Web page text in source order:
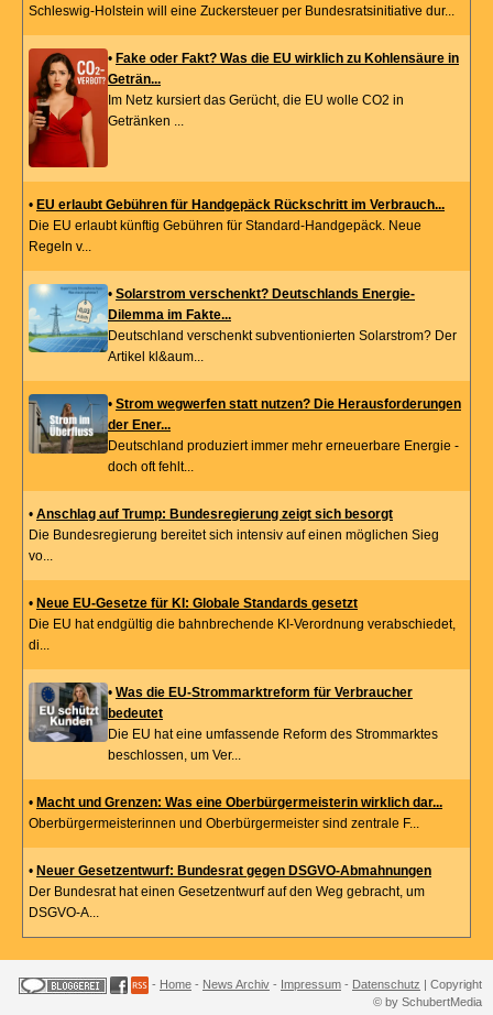
Schleswig-Holstein will eine Zuckersteuer per Bundesratsinitiative dur...
• Fake oder Fakt? Was die EU wirklich zu Kohlensäure in
Geträn...
Im Netz kursiert das Gerücht, die EU wolle CO2 in
Getränken ...
• EU erlaubt Gebühren für Handgepäck Rückschritt im Verbrauch...
Die EU erlaubt künftig Gebühren für Standard-Handgepäck. Neue
Regeln v...
• Solarstrom verschenkt? Deutschlands Energie-
Dilemma im Fakte...
Deutschland verschenkt subventionierten Solarstrom? Der
Artikel kl&aum...
• Strom wegwerfen statt nutzen? Die Herausforderungen
der Ener...
Deutschland produziert immer mehr erneuerbare Energie -
doch oft fehlt...
• Anschlag auf Trump: Bundesregierung zeigt sich besorgt
Die Bundesregierung bereitet sich intensiv auf einen möglichen Sieg
vo...
• Neue EU-Gesetze für KI: Globale Standards gesetzt
Die EU hat endgültig die bahnbrechende KI-Verordnung verabschiedet,
di...
• Was die EU-Strommarktreform für Verbraucher
bedeutet
Die EU hat eine umfassende Reform des Strommarktes
beschlossen, um Ver...
• Macht und Grenzen: Was eine Oberbürgermeisterin wirklich dar...
Oberbürgermeisterinnen und Oberbürgermeister sind zentrale F...
• Neuer Gesetzentwurf: Bundesrat gegen DSGVO-Abmahnungen
Der Bundesrat hat einen Gesetzentwurf auf den Weg gebracht, um
DSGVO-A...
- Home - News Archiv - Impressum - Datenschutz | Copyright
© by SchubertMedia